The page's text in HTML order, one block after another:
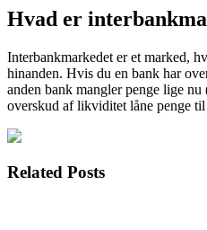
Hvad er
Interbankmarkedet er et marked,
hinanden. Hvis du en bank har
anden bank mangler penge lige
overskud af likviditet låne penge
Related Posts